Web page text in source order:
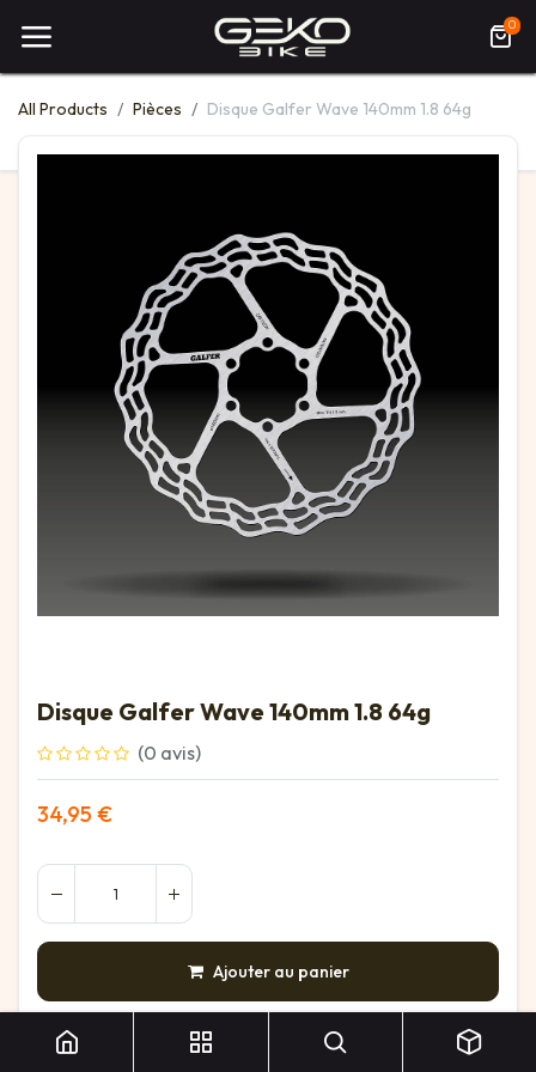
0
All Products Pièces Disque Galfer Wave 140mm 1.8 64g
Disque Galfer Wave 140mm 1.8 64g
(0 avis)
34,95 €
Ajouter au panier
AJOUTER À LA LISTE DE SOUHAITS